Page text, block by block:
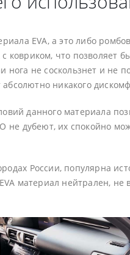
EVA, а это либо
ковриком, что позволяет
нога не соскользнет и не
никакого
данного материала
не дубеют, их спокойно
России, популярна
материал нейтрален, не